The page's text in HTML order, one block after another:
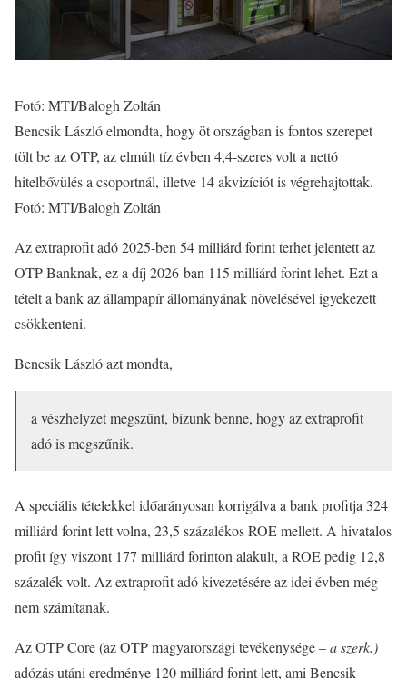
Fotó: MTI/Balogh Zoltán
Bencsik László elmondta, hogy öt országban is fontos szerepet
tölt be az OTP, az elmúlt tíz évben 4,4-szeres volt a nettó
hitelbővülés a csoportnál, illetve 14 akvizíciót is végrehajtottak.
Fotó: MTI/Balogh Zoltán
Az extraprofit adó 2025-ben 54 milliárd forint terhet jelentett az
OTP Banknak, ez a díj 2026-ban 115 milliárd forint lehet. Ezt a
tételt a bank az állampapír állományának növelésével igyekezett
csökkenteni.
Bencsik László azt mondta,
a vészhelyzet megszűnt, bízunk benne, hogy az extraprofit
adó is megszűnik.
A speciális tételekkel időarányosan korrigálva a bank profitja 324
milliárd forint lett volna, 23,5 százalékos ROE mellett. A hivatalos
profit így viszont 177 milliárd forinton alakult, a ROE pedig 12,8
százalék volt. Az extraprofit adó kivezetésére az idei évben még
nem számítanak.
Az OTP Core (az OTP magyarországi tevékenysége –a szerk.)
adózás utáni eredménye 120 milliárd forint lett, ami Bencsik